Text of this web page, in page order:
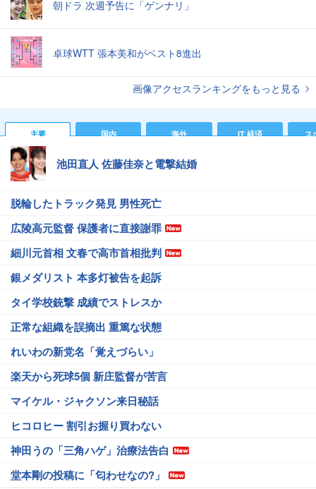
朝ドラ 次週予告に「ゲンナリ」
卓球WTT 張本美和がベスト8進出
画像アクセスランキングをもっと見る
主要 国内 海外 IT 経済 ス
池田直人 佐藤佳奈と電撃結婚
脱輪したトラック発見 男性死亡
広陵高元監督 保護者に直接謝罪
細川元首相 文春で高市首相批判
銀メダリスト 本多灯被告を起訴
タイ学校銃撃 成績でストレスか
正常な組織を誤摘出 重篤な状態
れいわの新党名「覚えづらい」
楽天から死球5個 新庄監督が苦言
マイケル・ジャクソン来日秘話
ヒコロヒー 割引お握り買わない
神田うの「三角ハゲ」治療法告白
堂本剛の投稿に「匂わせなの?」